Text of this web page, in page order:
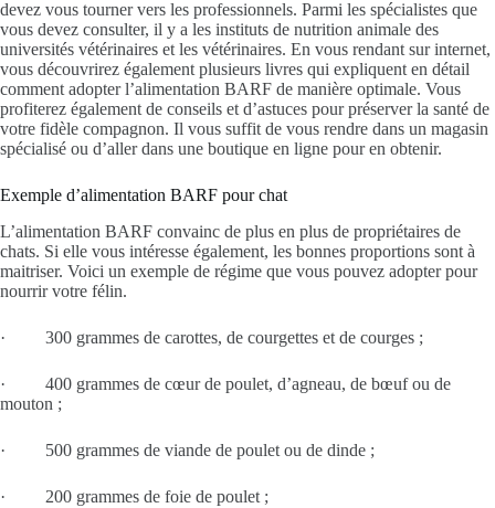
devez vous tourner vers les professionnels. Parmi les spécialistes que
vous devez consulter, il y a les instituts de nutrition animale des
universités vétérinaires et les vétérinaires. En vous rendant sur internet,
vous découvrirez également plusieurs livres qui expliquent en détail
comment adopter l’alimentation BARF de manière optimale. Vous
profiterez également de conseils et d’astuces pour préserver la santé de
votre fidèle compagnon. Il vous suffit de vous rendre dans un magasin
spécialisé ou d’aller dans une boutique en ligne pour en obtenir.
Exemple d’alimentation BARF pour chat
L’alimentation BARF convainc de plus en plus de propriétaires de
chats. Si elle vous intéresse également, les bonnes proportions sont à
maitriser. Voici un exemple de régime que vous pouvez adopter pour
nourrir votre félin.
· 300 grammes de carottes, de courgettes et de courges ;
· 400 grammes de cœur de poulet, d’agneau, de bœuf ou de
mouton ;
· 500 grammes de viande de poulet ou de dinde ;
· 200 grammes de foie de poulet ;